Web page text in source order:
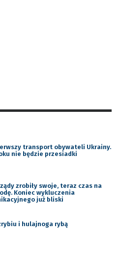
transport obywateli Ukrainy.
nie będzie przesiadki
zrobiły swoje, teraz czas na
Koniec wykluczenia
już bliski
i hulajnoga rybą